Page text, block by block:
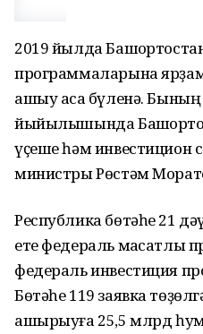
2019 йылда
программаларына
ашыу аҡса бүленә.
йыйылышында
үҫеше һәм инвестицион
министры Рөстәм
Республика бөтәһе 21
ете федераль маҡсатлы
федераль инвестиция
Бөтәһе 119 заявка
ашырыуға 25,5 млрд һум